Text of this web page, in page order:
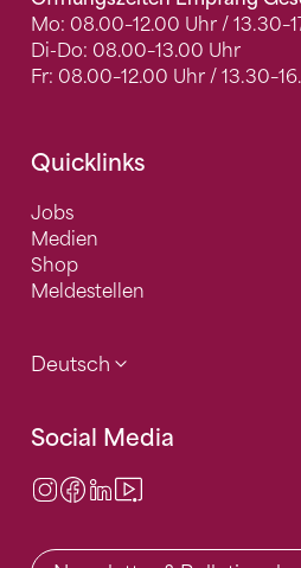
Mo: 08.00–12.00 Uhr /
Di-Do: 08.00–13.00 Uhr
Fr: 08.00–12.00 Uhr /
Quicklinks
Jobs
Medien
Shop
Meldestellen
Deutsch
Social Media
Instagram
Facebook
LinkedIn